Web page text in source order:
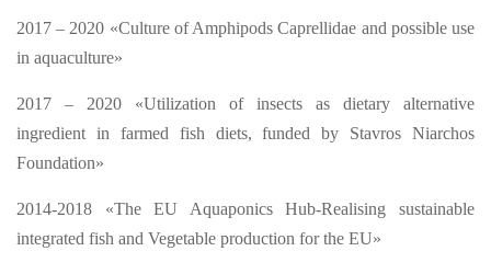
2017 – 2020 «Culture of Amphipods Caprellidae and possible use
in aquaculture»
2017 – 2020 «Utilization of insects as dietary alternative
ingredient in farmed fish diets, funded by Stavros Niarchos
Foundation»
2014-2018 «The EU Aquaponics Hub-Realising sustainable
integrated fish and Vegetable production for the EU»